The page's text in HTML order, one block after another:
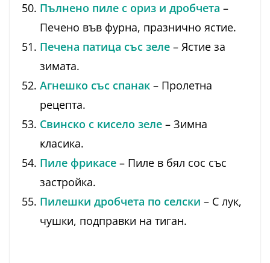
Пълнено пиле с ориз и дробчета –
Печено във фурна, празнично ястие.
Печена патица със зеле – Ястие за
зимата.
Агнешко със спанак – Пролетна
рецепта.
Свинско с кисело зеле – Зимна
класика.
Пиле фрикасе – Пиле в бял сос със
застройка.
Пилешки дробчета по селски – С лук,
чушки, подправки на тиган.